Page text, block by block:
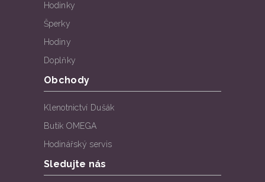
Hodinky
Šperky
Hodiny
Doplňky
Obchody
Klenotnictví Dušák
Butik OMEGA
Hodinářský servis
Sledujte nás